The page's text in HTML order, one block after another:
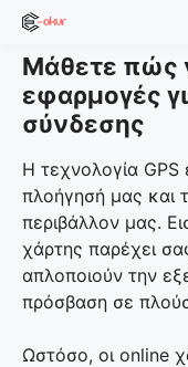
Skip
content
Μάθετε πώς
εφαρμογές
σύνδεσης
Η τεχνολογία GPS
πλοήγησή μας και
περιβάλλον μας.
χάρτης παρέχει
απλοποιούν την
πρόσβαση σε
Ωστόσο, οι online